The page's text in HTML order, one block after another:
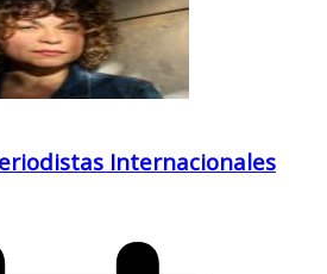
Internacionales